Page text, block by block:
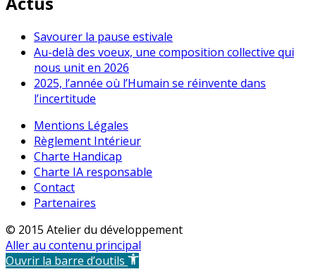
Savourer la pause estivale
Au-delà des voeux, une composition collective qui
nous unit en 2026
2025, l’année où l’Humain se réinvente dans
l’incertitude
Mentions Légales
Règlement Intérieur
Charte Handicap
Charte IA responsable
Contact
Partenaires
© 2015 Atelier du développement
Aller au contenu principal
Ouvrir la barre d’outils